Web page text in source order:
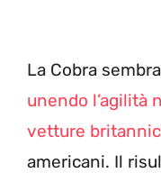
La Cobra
unendo l’agilità
vetture
americani. Il